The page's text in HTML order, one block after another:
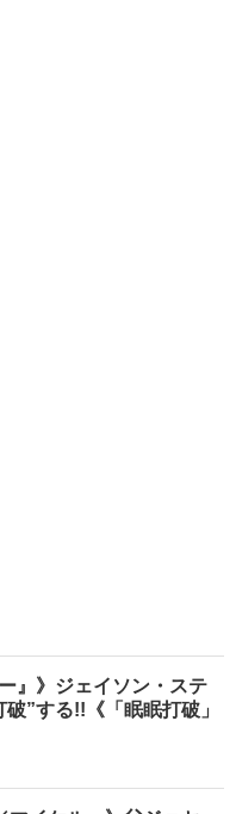
』》ジェイソン・ステ
”する!!《「眠眠打破」